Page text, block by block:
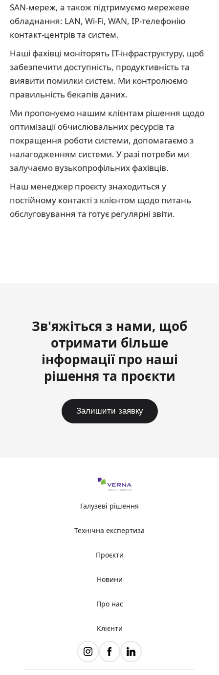
SAN-мереж, а також підтримуємо мережеве
обладнання: LAN, Wi-Fi, WAN, IP-телефонію
контакт-центрів та систем.
Наші фахівці моніторять ІТ-інфраструктуру, щоб
забезпечити доступність, продуктивність та
виявити помилки систем. Ми контролюємо
правильність бекапів даних.
Ми пропонуємо нашим клієнтам рішення щодо
оптимізації обчислювальних ресурсів та
покращення роботи системи, допомагаємо з
налагодженням системи. У разі потреби ми
залучаємо вузькопрофільних фахівців.
Наш менеджер проєкту знаходиться у
постійному контакті з клієнтом щодо питань
обслуговування та готує регулярні звіти.
Зв'яжіться з нами, щоб
отримати більше
інформації про наші
рішення та проєкти
Залишити заявку
Галузеві рішення
Технічна експертиза
Проєкти
Новини
Про нас
Клієнти